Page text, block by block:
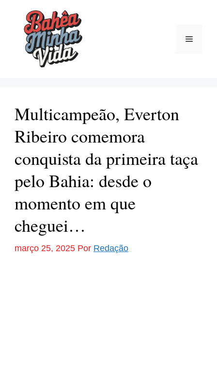
conteúdo
Menu
Multicampeão, Everton
Ribeiro comemora
conquista da primeira taça
pelo Bahia: desde o
momento em que
cheguei…
março 25, 2025 Por Redação